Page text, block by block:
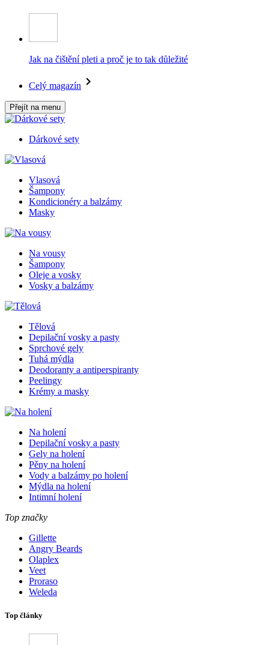
Jak na čištění pleti a proč je to tak důležité
Celý magazín
Přejít na menu
Dárkové sety
Vlasová
Šampony
Kondicionéry a balzámy
Masky
Na vousy
Šampony
Oleje a vosky
Vosky a balzámy
Tělová
Depilační vosky a pasty
Sprchové gely
Tuhá mýdla
Deodoranty a antiperspiranty
Peelingy
Krémy a masky
Na holení
Depilační vosky a pasty
Gely na holení
Pěny na holení
Vody a balzámy po holení
Mýdla na holení
Intimní holení
Top značky
Gillette
Angry Beards
Olaplex
Veet
Proraso
Weleda
Top články